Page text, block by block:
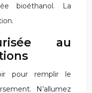
bioéthanol. La
au
pour remplir le
N’allumez